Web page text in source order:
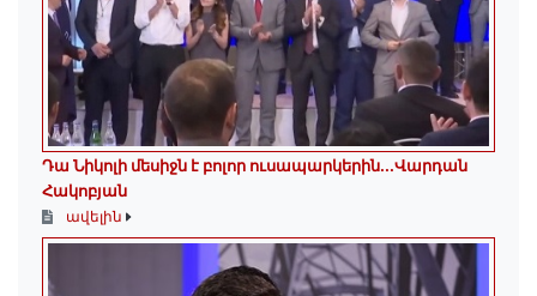
Դա Նիկոլի մեսիջն է բոլոր ուսապարկերին․․․Վարդան
Հակոբյան
ավելին